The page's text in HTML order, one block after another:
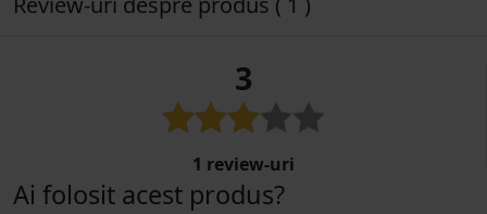
3
1 review-uri
Ai folosit acest produs?